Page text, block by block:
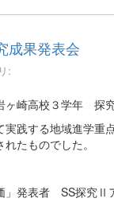
成果発表会
:
高校３学年 探究
践する地域進学
たものでした。
」発表者 SS探究Ⅱ